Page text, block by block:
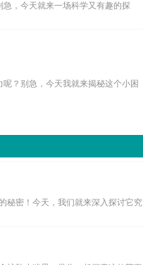
，今天就来一场科学又有趣的探
？别急，今天我就来揭秘这个小困
秘密！今天，我们就来深入探讨它究